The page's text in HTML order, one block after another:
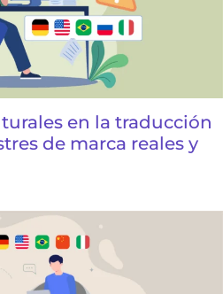
en la traducción
de marca reales y